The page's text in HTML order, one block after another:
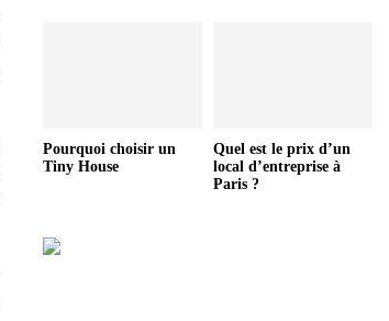
Pourquoi choisir un
Tiny House
Quel est le prix d’un
local d’entreprise à
Paris ?